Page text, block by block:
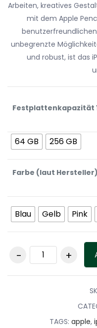
Arbeiten, kreatives
mit dem Apple
unbegrenzte
und robust, ist das
Festplattenkapazität
64 GB 256 GB
Farbe (laut Hersteller)
Blau Gelb Pink
Apple iPad Wi-Fi
Generation
Tablet, 10,9
TAGS: apple,